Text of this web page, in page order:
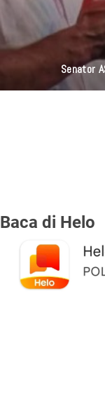
‎Bocah 8
Baca di Helo